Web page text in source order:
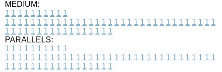
MEDIUM:
1 1 1 1 1 1 1 1 1 1
1 1 1 1 1 1 1 1 1 1 1 1 1 1 1 1 1 1 1 1 1 1 1 1 1 1 1 1 1 1 1 1 1
1 1 1 1 1 1 1 1 1 1 1 1 1 1 1 1 1
PARALLELS:
1 1 1 1 1 1 1 1 1 1
1 1 1 1 1 1 1 1 1 1 1 1 1 1 1 1 1 1 1 1 1 1 1 1 1 1 1 1 1 1 1 1 1
1 1 1 1 1 1 1 1 1 1 1 1 1 1 1 1 1